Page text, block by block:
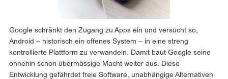
Google schränkt den Zugang zu Apps ein und versucht so,
Android – historisch ein offenes System – in eine streng
kontrollierte Plattform zu verwandeln. Damit baut Google seine
ohnehin schon übermässige Macht weiter aus. Diese
Entwicklung gefährdet freie Software, unabhängige Alternativen